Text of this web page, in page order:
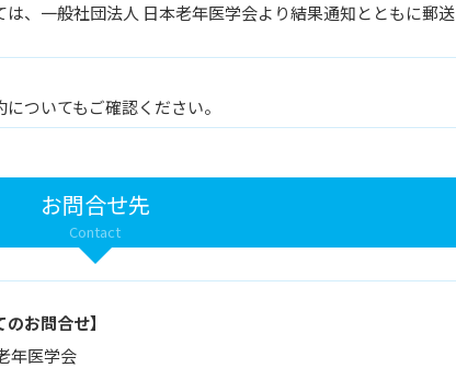
、一般社団法人 日本老年医学会より結果通知とともに郵送
ついてもご確認ください。
お問合せ先
Contact
お問合せ】
年医学会